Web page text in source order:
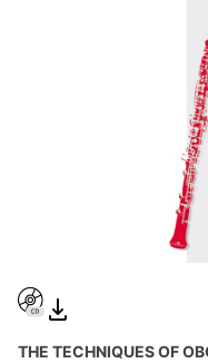
THE TECHNIQUES OF